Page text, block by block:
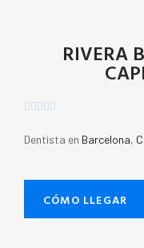
RIVERA
    
Dentista en Barcelona,
CÓMO LLEGAR